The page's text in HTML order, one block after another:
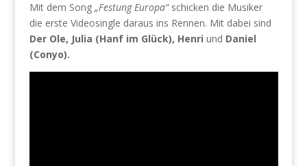
Mit dem Song „Festung Europa“schicken die Musiker
die erste Videosingle daraus ins Rennen. Mit dabei sind
Der Ole, Julia (Hanf im Glück), Henri und Daniel
(Conyo).